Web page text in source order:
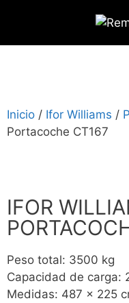
Inicio / Ifor Williams /
Portacoche CT167
IFOR
Peso total: 3500 kg
Capacidad de carga:
Medidas: 487 x 225